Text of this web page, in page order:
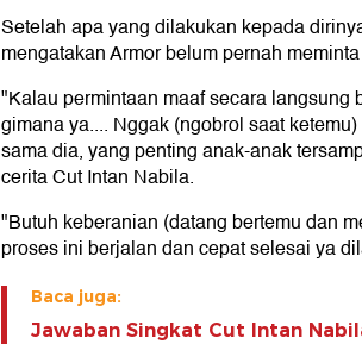
Setelah apa yang dilakukan kepada
mengatakan Armor belum pernah
"Kalau permintaan maaf secara langsung
gimana ya.... Nggak (ngobrol saat
sama dia, yang penting anak-anak
cerita Cut Intan Nabila.
"Butuh keberanian (datang bertemu dan
proses ini berjalan dan cepat selesai ya
Baca juga:
Jawaban Singkat Cut Intan